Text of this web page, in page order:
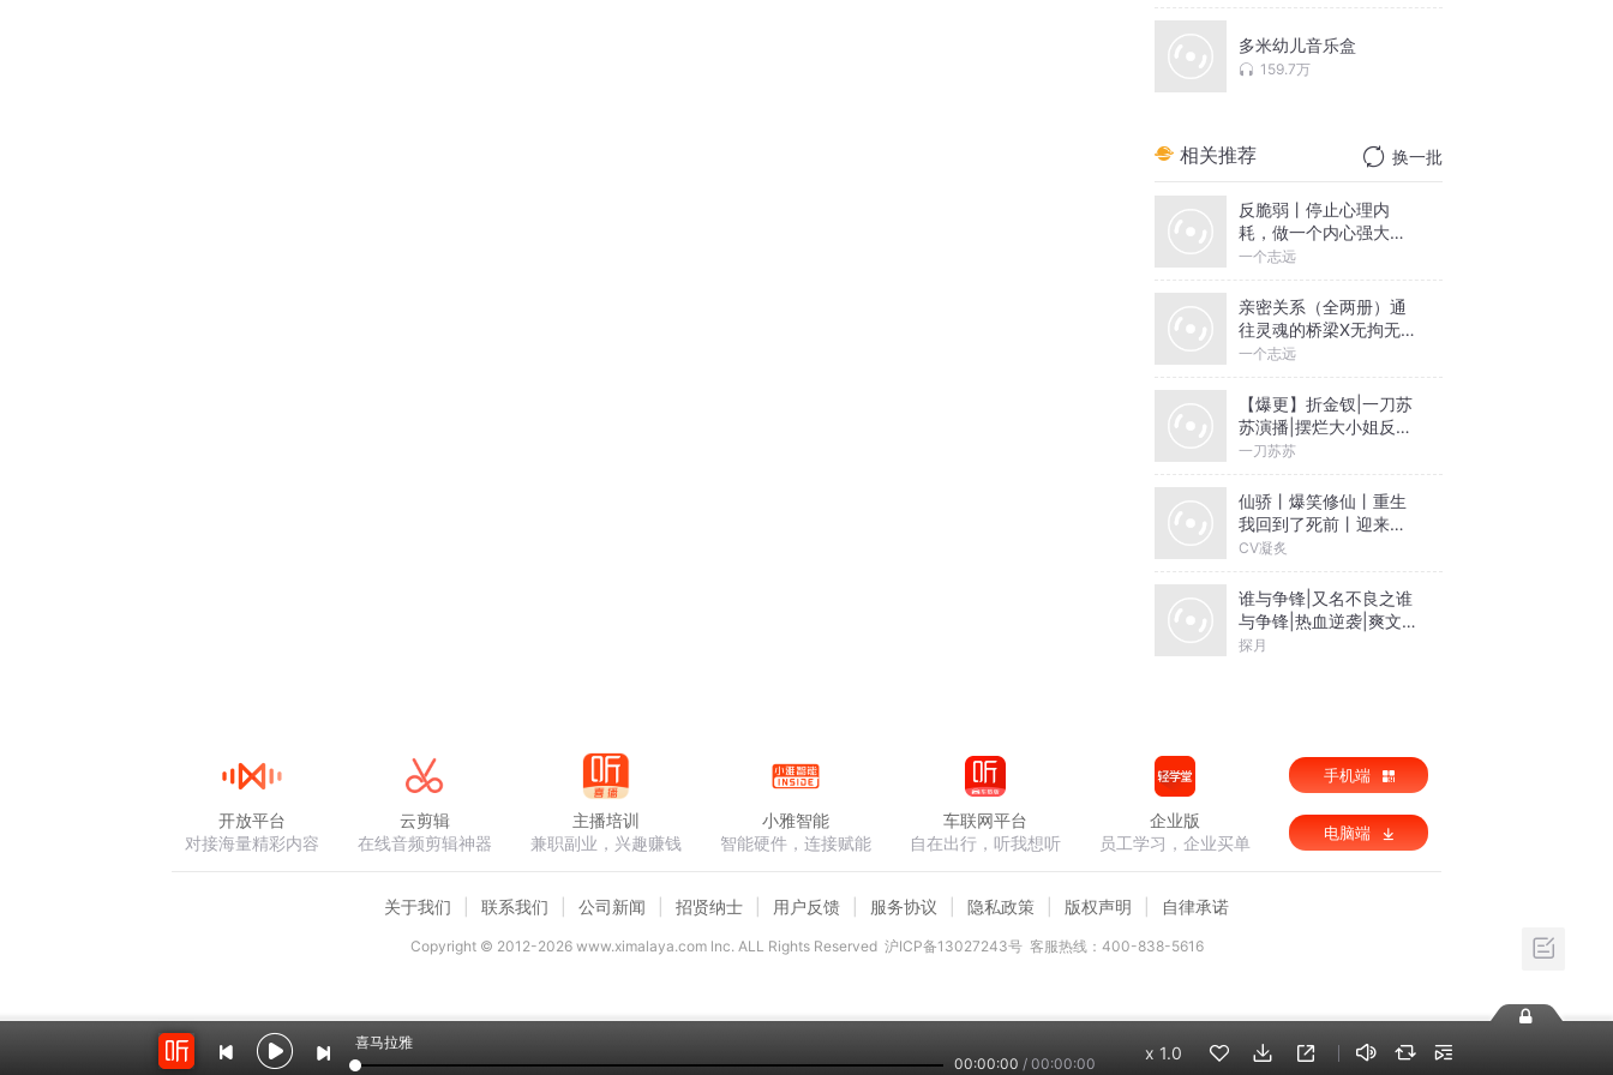
多米幼儿音乐盒
159.7万
相关推荐 换一批
反脆弱丨停止心理内
耗，做一个内心强大的
人丨一个志远演播
一个志远
亲密关系（全两册）通
往灵魂的桥梁X无拘无束
的关系丨亲密关系心理
一个志远
【爆更】折金钗|一刀苏
苏演播|摆烂大小姐反向
带飞全家|古言重生|多人
一刀苏苏
仙骄丨爆笑修仙丨重生
我回到了死前丨迎来我
的开挂人生
CV凝炙
谁与争锋|又名不良之谁
与争锋|热血逆袭|爽文爆
笑|会员免费
探月
喜马拉雅
00:00:00 / 00:00:00
x 1.0
开放平台
对接海量精彩内容
云剪辑
在线音频剪辑神器
主播培训
兼职副业，兴趣赚钱
小雅智能
智能硬件，连接赋能
车联网平台
自在出行，听我想听
企业版
员工学习，企业买单
手机端
电脑端
关于我们 联系我们 公司新闻 招贤纳士 用户反馈 服务协议 隐私政策 版权声明 自律承诺
Copyright © 2012-2026www.ximalaya.com lnc. ALL Rights Reserved 沪ICP备13027243号 客服热线：400-838-5616